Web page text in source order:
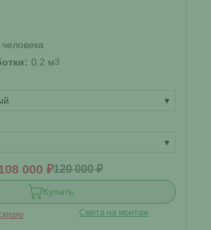
человека
0.2 м3
▾
▾
000 ₽120 000 ₽
Купить
Смета на монтаж